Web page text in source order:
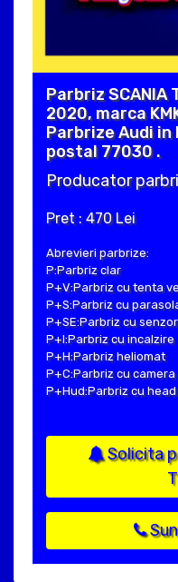
Parbriz SCANIA
2020, marca
Parbrize Audi in
postal 77030 .
Producator
Pret : 470 Lei
Abrevieri parbrize:
P:Parbriz clar
P+V:Parbriz cu tenta
P+S:Parbriz cu
P+SE:Parbriz cu senzor
P+I:Parbriz cu incalzire
P+H:Parbriz heliomat
P+C:Parbriz cu camera
P+Hud:Parbriz cu
Solicita